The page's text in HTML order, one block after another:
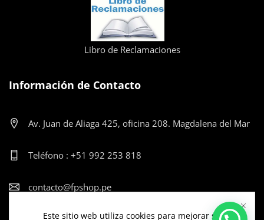
Este sitio web utiliza cookies para mejorar su
Libro de Reclamaciones
Información de Contacto
Av. Juan de Aliaga 425, oficina 208. Magdalena del Mar
Teléfono : +51 992 253 818
contacto@fpshop.pe